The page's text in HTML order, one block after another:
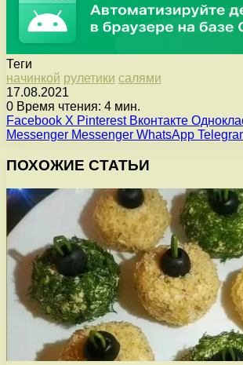
Теги
начинкой рулетики салями
17.08.2021
0 Время чтения: 4 мин.
Facebook X Pinterest Вконтакте
Messenger Messenger WhatsApp
ПОХОЖИЕ СТАТЬИ